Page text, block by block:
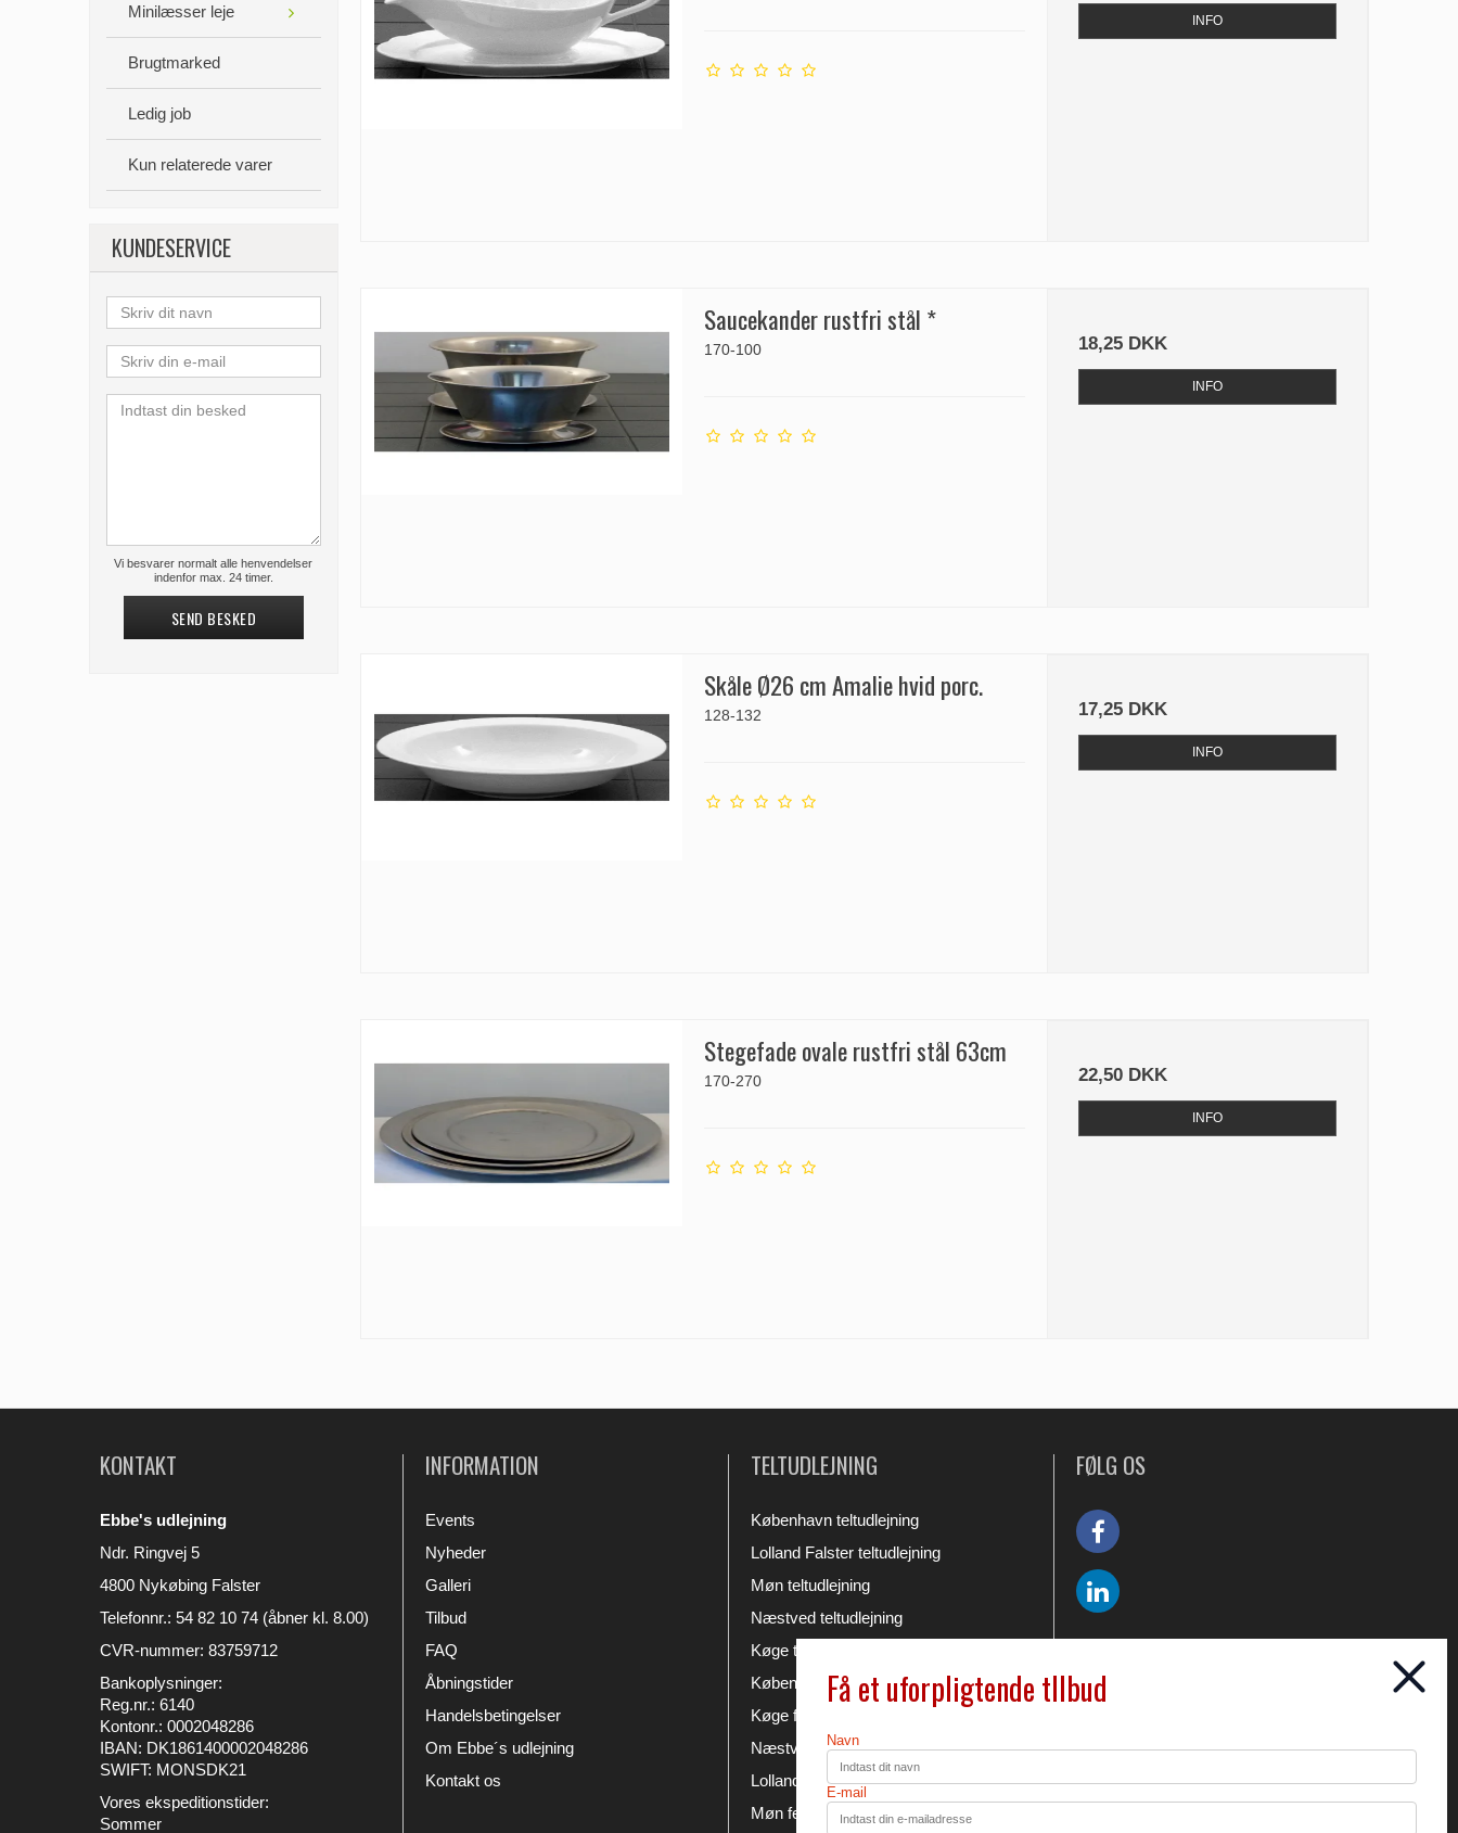
Minilæsser leje
Brugtmarked
Ledig job
Kun relaterede varer
KUNDESERVICE
Vi besvarer normalt alle henvendelser
indenfor max. 24 timer.
SEND BESKED
INFO
Saucekander rustfri stål *
170-100 18,25 DKK
INFO
Skåle Ø26 cm Amalie hvid porc.
128-132 17,25 DKK
INFO
Stegefade ovale rustfri stål 63cm
170-270 22,50 DKK
INFO
KONTAKT
Ebbe's udlejning
Ndr. Ringvej 5
4800 Nykøbing Falster
Telefonnr.: 54 82 10 74 (åbner kl. 8.00)
CVR-nummer: 83759712
Bankoplysninger:
Reg.nr.: 6140
Kontonr.: 0002048286
IBAN: DK1861400002048286
SWIFT: MONSDK21
Vores ekspeditionstider:
Sommer
INFORMATION
Events
Nyheder
Galleri
Tilbud
FAQ
Åbningstider
Handelsbetingelser
Om Ebbe´s udlejning
Kontakt os
TELTUDLEJNING
København teltudlejning
Lolland Falster teltudlejning
Møn teltudlejning
Næstved teltudlejning
Køge teltudlejning
København festudlejning
Køge festudlejning
Næstved festudlejning
Lolland Falster festudlejning
Møn festudlejning
FØLG OS
Få et uforpligtende tllbud
Navn
E-mail